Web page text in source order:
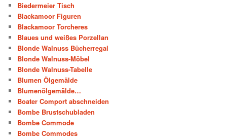
Biedermeier Tisch
Blackamoor Figuren
Blackamoor Torcheres
Blaues und weißes Porzellan
Blonde Walnuss Bücherregal
Blonde Walnuss-Möbel
Blonde Walnuss-Tabelle
Blumen Ölgemälde
Blumenölgemälde…
Boater Comport abschneiden
Bombe Brustschubladen
Bombe Commode
Bombe Commodes